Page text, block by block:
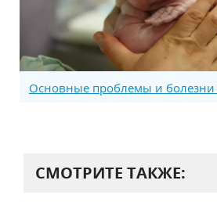
Основные проблемы и
СМОТРИТЕ ТАКЖЕ: